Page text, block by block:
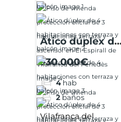
Ático dúplex de
4 habitaciones
balcón
330.000€
4 hab
2 baños
Vilafranca del